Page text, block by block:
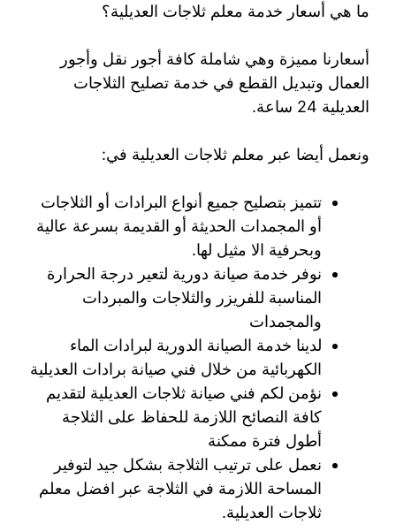
ما هي أسعار خدمة معلم ثلاجات العديلية؟
أسعارنا مميزة وهي شاملة كافة أجور نقل وأجور
العمال وتبديل القطع في خدمة تصليح الثلاجات
العديلية 24 ساعة.
ونعمل أيضا عبر معلم ثلاجات العديلية في:
تتميز بتصليح جميع أنواع البرادات أو الثلاجات
أو المجمدات الحديثة أو القديمة بسرعة عالية
وبحرفية الا مثيل لها.
نوفر خدمة صيانة دورية لتعير درجة الحرارة
المناسبة للفريزر والثلاجات والمبردات
والمجمدات
لدينا خدمة الصيانة الدورية لبرادات الماء
الكهربائية من خلال فني صيانة برادات العديلية
نؤمن لكم فني صيانة ثلاجات العديلية لتقديم
كافة النصائح اللازمة للحفاظ على الثلاجة
أطول فترة ممكنة
نعمل على ترتيب الثلاجة بشكل جيد لتوفير
المساحة اللازمة في الثلاجة عبر افضل معلم
ثلاجات العديلية.